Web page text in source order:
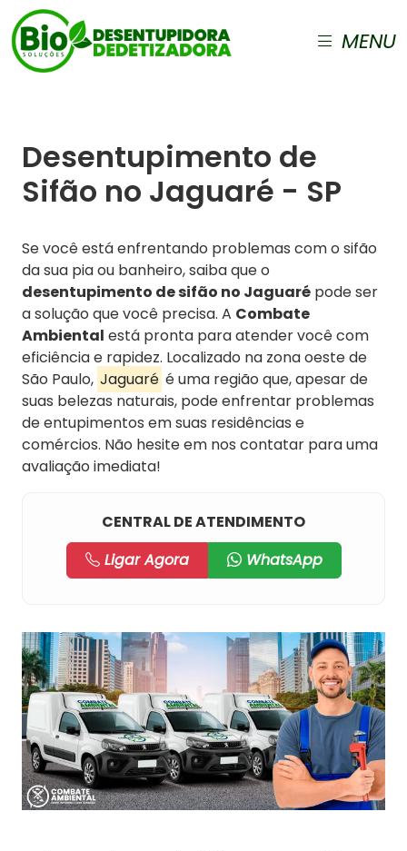
MENU
Desentupimento de
Sifão no Jaguaré - SP
Se você está enfrentando problemas com o sifão
da sua pia ou banheiro, saiba que o
desentupimento de sifão no Jaguaré pode ser
a solução que você precisa. A Combate
Ambiental está pronta para atender você com
eficiência e rapidez. Localizado na zona oeste de
São Paulo, Jaguaré é uma região que, apesar de
suas belezas naturais, pode enfrentar problemas
de entupimentos em suas residências e
comércios. Não hesite em nos contatar para uma
avaliação imediata!
CENTRAL DE ATENDIMENTO
Ligar Agora
WhatsApp